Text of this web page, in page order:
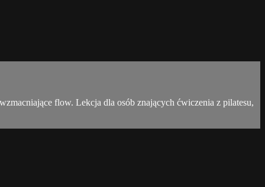
flow. Lekcja dla osób znających ćwiczenia z pilatesu,